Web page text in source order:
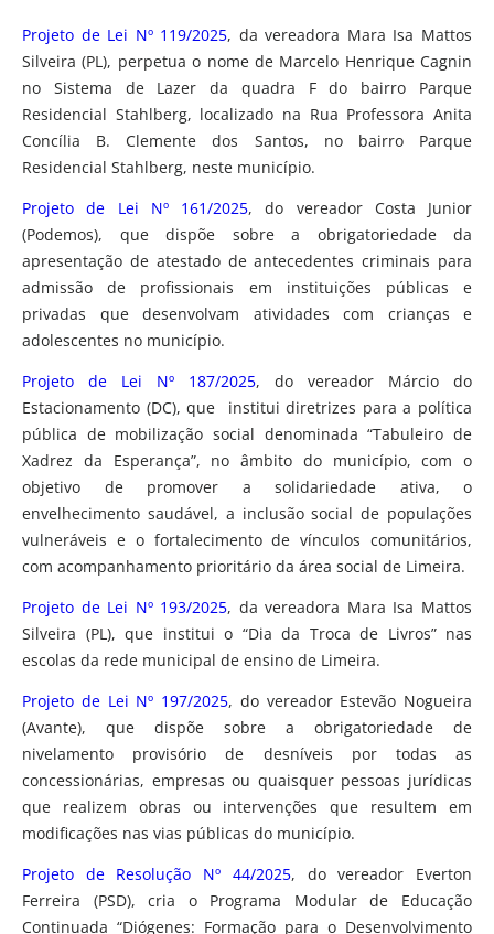
Projeto de Lei Nº 119/2025, da vereadora Mara Isa Mattos
Silveira (PL), perpetua o nome de Marcelo Henrique Cagnin
no Sistema de Lazer da quadra F do bairro Parque
Residencial Stahlberg, localizado na Rua Professora Anita
Concília B. Clemente dos Santos, no bairro Parque
Residencial Stahlberg, neste município.
Projeto de Lei Nº 161/2025, do vereador Costa Junior
(Podemos), que dispõe sobre a obrigatoriedade da
apresentação de atestado de antecedentes criminais para
admissão de profissionais em instituições públicas e
privadas que desenvolvam atividades com crianças e
adolescentes no município.
Projeto de Lei Nº 187/2025, do vereador Márcio do
Estacionamento (DC), que institui diretrizes para a política
pública de mobilização social denominada “Tabuleiro de
Xadrez da Esperança”, no âmbito do município, com o
objetivo de promover a solidariedade ativa, o
envelhecimento saudável, a inclusão social de populações
vulneráveis e o fortalecimento de vínculos comunitários,
com acompanhamento prioritário da área social de Limeira.
Projeto de Lei Nº 193/2025, da vereadora Mara Isa Mattos
Silveira (PL), que institui o “Dia da Troca de Livros” nas
escolas da rede municipal de ensino de Limeira.
Projeto de Lei Nº 197/2025, do vereador Estevão Nogueira
(Avante), que dispõe sobre a obrigatoriedade de
nivelamento provisório de desníveis por todas as
concessionárias, empresas ou quaisquer pessoas jurídicas
que realizem obras ou intervenções que resultem em
modificações nas vias públicas do município.
Projeto de Resolução Nº 44/2025, do vereador Everton
Ferreira (PSD), cria o Programa Modular de Educação
Continuada “Diógenes: Formação para o Desenvolvimento